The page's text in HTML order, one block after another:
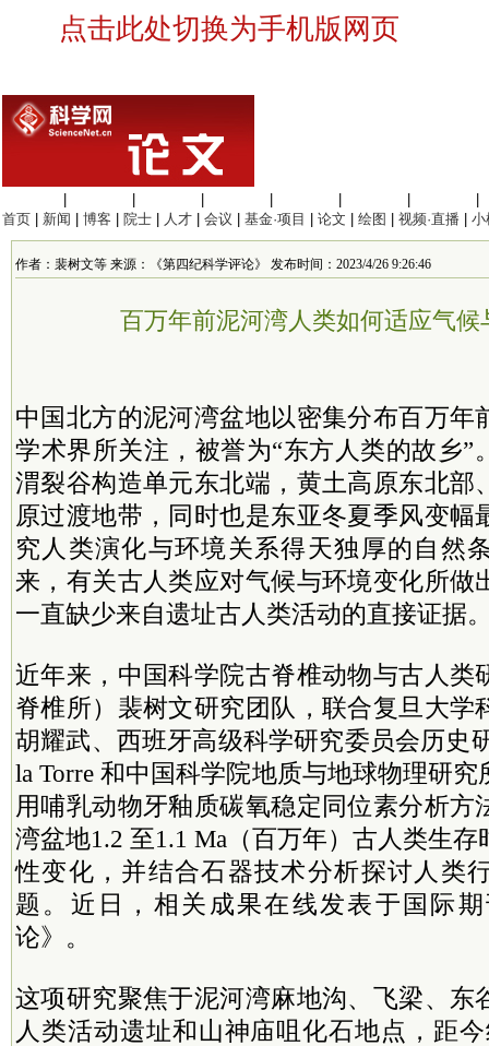
点击此处切换为手机版网页
首页
新闻 博客 院士 人才 会议 基金·项目 论文 绘图 视频·直播 小
作者：裴树文等 来源：《第四纪科学评论》 发布时间：2023/4/26 9:26:46
百万年前泥河湾人类如何适应气候
中国北方的泥河湾盆地以密集分布百万年
学术界所关注，被誉为“东方人类的故乡”
渭裂谷构造单元东北端，黄土高原东北部
原过渡地带，同时也是东亚冬夏季风变幅
究人类演化与环境关系得天独厚的自然
来，有关古人类应对气候与环境变化所做
一直缺少来自遗址古人类活动的直接证据
近年来，中国科学院古脊椎动物与古人类
脊椎所）裴树文研究团队，联合复旦大学
胡耀武、西班牙高级科学研究委员会历史
la Torre 和中国科学院地质与地球物理研
用哺乳动物牙釉质碳氧稳定同位素分析方
湾盆地1.2 至1.1 Ma（百万年）古人类生
性变化，并结合石器技术分析探讨人类
题。近日，相关成果在线发表于国际
论》。
这项研究聚焦于泥河湾麻地沟、飞梁、东
人类活动遗址和山神庙咀化石地点，距